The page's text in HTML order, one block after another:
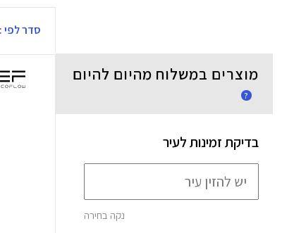
סדר לפי :
מוצרים במשלוח מהיום להיום
?
בדיקת זמינות לעיר
נקה בחירה